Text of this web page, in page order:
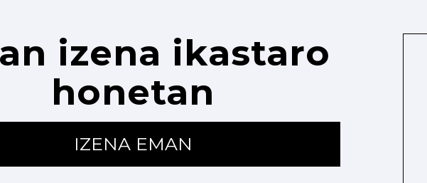
izena ikastaro
honetan
IZENA EMAN